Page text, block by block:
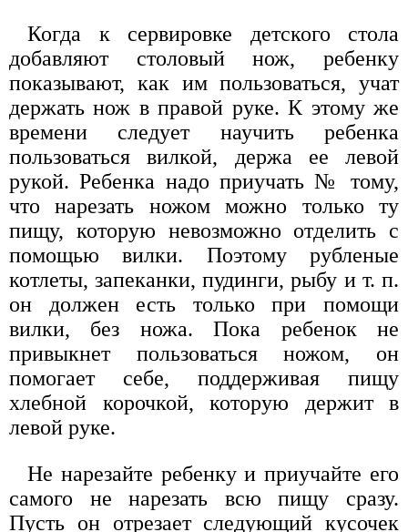
Когда к сервировке детского стола
добавляют столовый нож, ребенку
показывают, как им пользоваться, учат
держать нож в правой руке. К этому же
времени следует научить ребенка
пользоваться вилкой, держа ее левой
рукой. Ребенка надо приучать № тому,
что нарезать ножом можно только ту
пищу, которую невозможно отделить с
помощью вилки. Поэтому рубленые
котлеты, запеканки, пудинги, рыбу и т. п.
он должен есть только при помощи
вилки, без ножа. Пока ребенок не
привыкнет пользоваться ножом, он
помогает себе, поддерживая пищу
хлебной корочкой, которую держит в
левой руке.
Не нарезайте ребенку и приучайте его
самого не нарезать всю пищу сразу.
Пусть он отрезает следующий кусочек